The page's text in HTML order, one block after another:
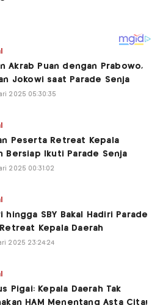
Akrab Puan dengan Prabowo,
Jokowi saat Parade Senja
2025 05:30:35
Peserta Retreat Kepala
Bersiap Ikuti Parade Senja
2025 00:31:02
hingga SBY Bakal Hadiri Parade
Kepala Daerah
2025 23:24:24
Pigai: Kepala Daerah Tak
HAM Menentang Asta Cita!